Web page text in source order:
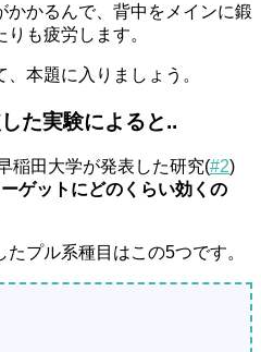
かかるんで、背中をメインに鍛
も疲労します。
本題に入りましょう。
た実験によると..
稲田大学が発表した研究(#2)
ゲットにどのくらい効くの
プル系種目はこの5つです。